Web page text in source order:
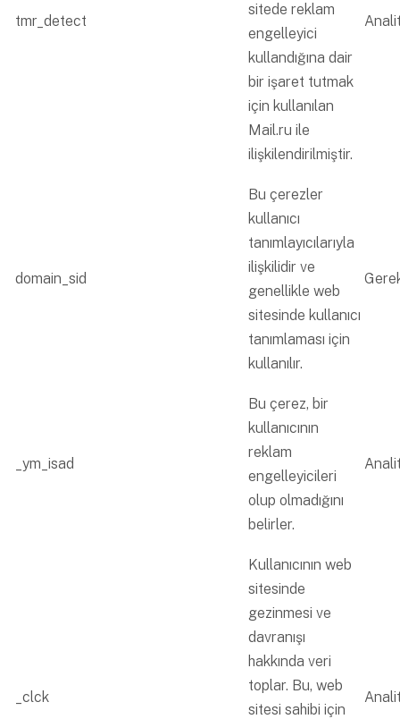
tmr_detect
sitede reklam
engelleyici
kullandığına dair
bir işaret tutmak
için kullanılan
Mail.ru ile
ilişkilendirilmiştir.
domain_sid
Bu çerezler
kullanıcı
tanımlayıcılarıyla
ilişkilidir ve
genellikle web
sitesinde kullanıcı
tanımlaması için
kullanılır.
_ym_isad
Bu çerez, bir
kullanıcının
reklam
engelleyicileri
olup olmadığını
belirler.
_clck
Kullanıcının web
sitesinde
gezinmesi ve
davranışı
hakkında veri
toplar. Bu, web
sitesi sahibi için